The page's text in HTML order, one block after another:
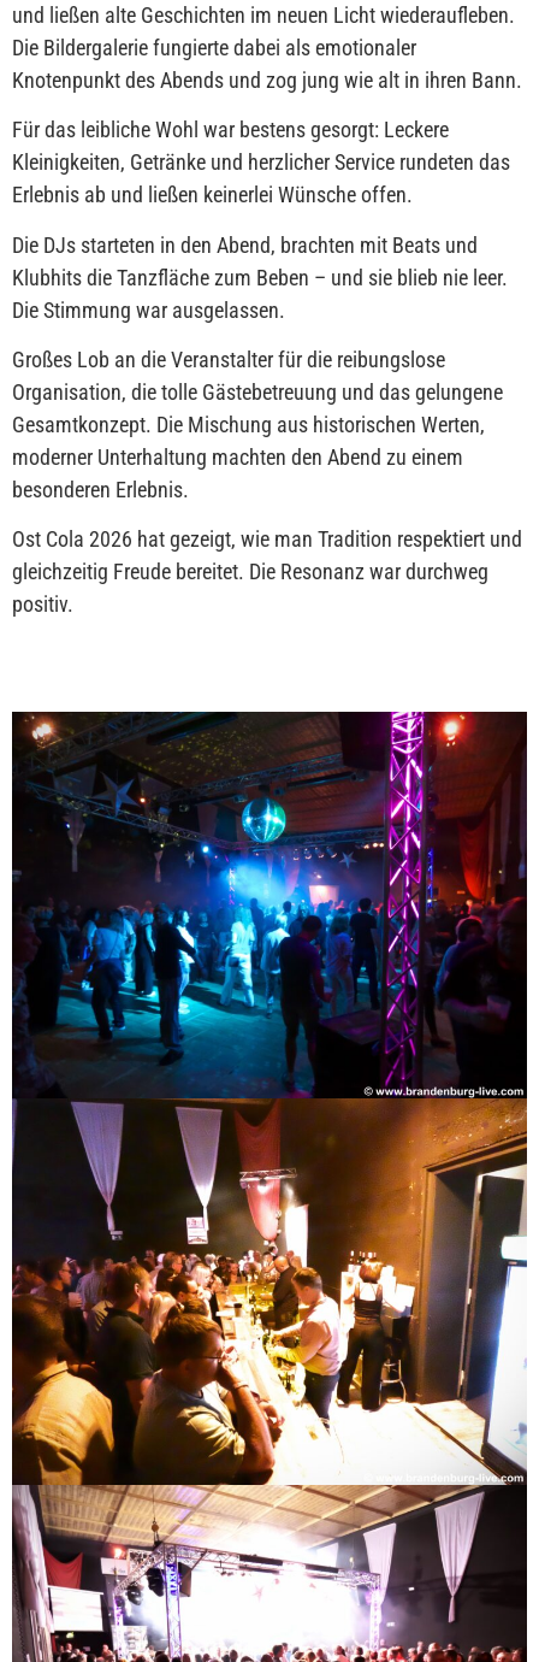
und ließen alte Geschichten im neuen Licht wiederaufleben.
Die Bildergalerie fungierte dabei als emotionaler
Knotenpunkt des Abends und zog jung wie alt in ihren Bann.
Für das leibliche Wohl war bestens gesorgt: Leckere
Kleinigkeiten, Getränke und herzlicher Service rundeten das
Erlebnis ab und ließen keinerlei Wünsche offen.
Die DJs starteten in den Abend, brachten mit Beats und
Klubhits die Tanzfläche zum Beben – und sie blieb nie leer.
Die Stimmung war ausgelassen.
Großes Lob an die Veranstalter für die reibungslose
Organisation, die tolle Gästebetreuung und das gelungene
Gesamtkonzept. Die Mischung aus historischen Werten,
moderner Unterhaltung machten den Abend zu einem
besonderen Erlebnis.
Ost Cola 2026 hat gezeigt, wie man Tradition respektiert und
gleichzeitig Freude bereitet. Die Resonanz war durchweg
positiv.